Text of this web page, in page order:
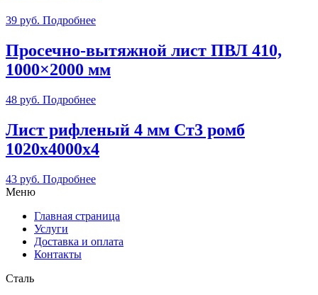
39 руб. Подробнее
Просечно-вытяжной лист ПВЛ 410,
1000×2000 мм
48 руб. Подробнее
Лист рифленый 4 мм Ст3 ромб
1020х4000х4
43 руб. Подробнее
Меню
Главная страница
Услуги
Доставка и оплата
Контакты
Сталь